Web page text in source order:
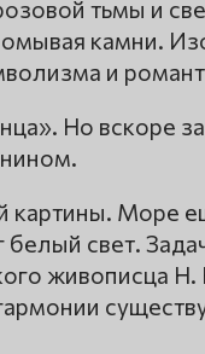
тьмы и
камни.
и
Но вскоре
картины. Море
свет.
живописца